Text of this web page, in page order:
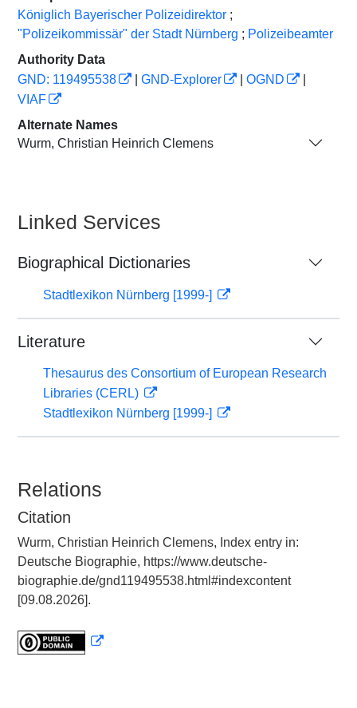
Königlich Bayerischer Polizeidirektor ;
"Polizeikommissär" der Stadt Nürnberg ; Polizeibeamter
Authority Data
GND: 119495538
GND-Explorer OGND
VIAF
Alternate Names
Wurm, Christian Heinrich Clemens
Linked Services
Biographical Dictionaries
Stadtlexikon Nürnberg [1999-]
Literature
Thesaurus des Consortium of European Research
Libraries (CERL)
Stadtlexikon Nürnberg [1999-]
Relations
Citation
Wurm, Christian Heinrich Clemens, Index entry in:
Deutsche Biographie, https://www.deutsche-
biographie.de/gnd119495538.html#indexcontent
[09.08.2026].